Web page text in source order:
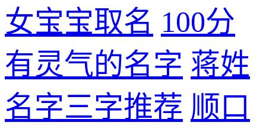
女宝宝取名 100分
有灵气的名字 蒋姓
名字三字推荐 顺口